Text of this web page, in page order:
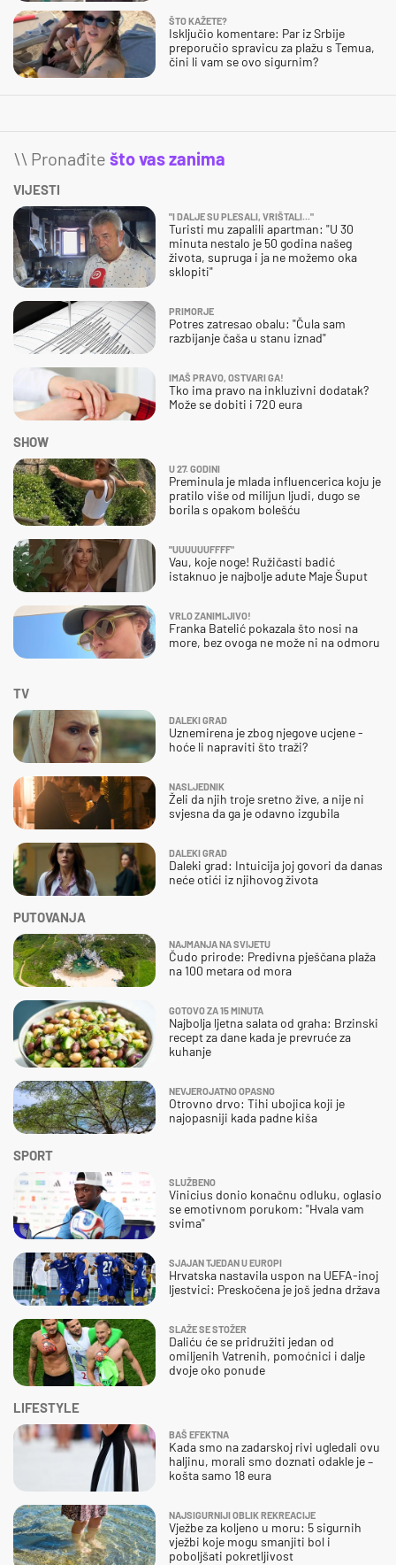
ŠTO KAŽETE?
Isključio komentare: Par iz Srbije
preporučio spravicu za plažu s Temua,
čini li vam se ovo sigurnim?
\\ Pronađite što vas zanima
VIJESTI
"I DALJE SU PLESALI, VRIŠTALI..."
Turisti mu zapalili apartman: "U 30
minuta nestalo je 50 godina našeg
života, supruga i ja ne možemo oka
sklopiti"
PRIMORJE
Potres zatresao obalu: "Čula sam
razbijanje čaša u stanu iznad"
IMAŠ PRAVO, OSTVARI GA!
Tko ima pravo na inkluzivni dodatak?
Može se dobiti i 720 eura
SHOW
U 27. GODINI
Preminula je mlada influencerica koju je
pratilo više od milijun ljudi, dugo se
borila s opakom bolešću
"UUUUUUFFFF"
Vau, koje noge! Ružičasti badić
istaknuo je najbolje adute Maje Šuput
VRLO ZANIMLJIVO!
Franka Batelić pokazala što nosi na
more, bez ovoga ne može ni na odmoru
SPORT
SLUŽBENO
Vinicius donio konačnu odluku, oglasio
se emotivnom porukom: "Hvala vam
svima"
SJAJAN TJEDAN U EUROPI
Hrvatska nastavila uspon na UEFA-inoj
ljestvici: Preskočena je još jedna država
SLAŽE SE STOŽER
Daliću će se pridružiti jedan od
omiljenih Vatrenih, pomoćnici i dalje
dvoje oko ponude
TV
DALEKI GRAD
Uznemirena je zbog njegove ucjene -
hoće li napraviti što traži?
NASLJEDNIK
Želi da njih troje sretno žive, a nije ni
svjesna da ga je odavno izgubila
DALEKI GRAD
Daleki grad: Intuicija joj govori da danas
neće otići iz njihovog života
PUTOVANJA
NAJMANJA NA SVIJETU
Čudo prirode: Predivna pješčana plaža
na 100 metara od mora
GOTOVO ZA 15 MINUTA
Najbolja ljetna salata od graha: Brzinski
recept za dane kada je prevruće za
kuhanje
NEVJEROJATNO OPASNO
Otrovno drvo: Tihi ubojica koji je
najopasniji kada padne kiša
LIFESTYLE
BAŠ EFEKTNA
Kada smo na zadarskoj rivi ugledali ovu
haljinu, morali smo doznati odakle je –
košta samo 18 eura
NAJSIGURNIJI OBLIK REKREACIJE
Vježbe za koljeno u moru: 5 sigurnih
vježbi koje mogu smanjiti bol i
poboljšati pokretljivost